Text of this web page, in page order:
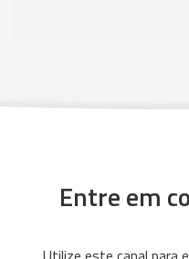
Entre em